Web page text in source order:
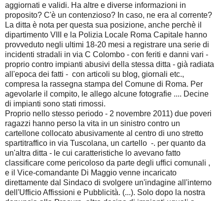
aggiornati e validi. Ha altre e diverse informazioni in
proposito? C'è un contenzioso? In caso, ne era al corrente?
La ditta è nota per questa sua posizione, anche perchè il
dipartimento VIII e la Polizia Locale Roma Capitale hanno
provveduto negli ultimi 18-20 mesi a registrare una serie di
incidenti stradali in via C Colombo - con feriti e danni vari -
proprio contro impianti abusivi della stessa ditta - già radiata
all'epoca dei fatti - con articoli su blog, giornali etc.,
compresa la rassegna stampa del Comune di Roma. Per
agevolarle il compito, le allego alcune fotografie .... Decine
di impianti sono stati rimossi.
Proprio nello stesso periodo - 2 novembre 2011) due poveri
ragazzi hanno perso la vita in un sinistro contro un
cartellone collocato abusivamente al centro di uno stretto
spartitraffico in via Tuscolana, un cartello -. per quanto da
un'altra ditta - le cui caratteristiche lo avevano fatto
classificare come pericoloso da parte degli uffici comunali ,
e il Vice-comandante Di Maggio venne incaricato
direttamente dal Sindaco di svolgere un'indagine all'interno
dell'Ufficio Affissioni e Pubblicità. (...). Solo dopo la nostra